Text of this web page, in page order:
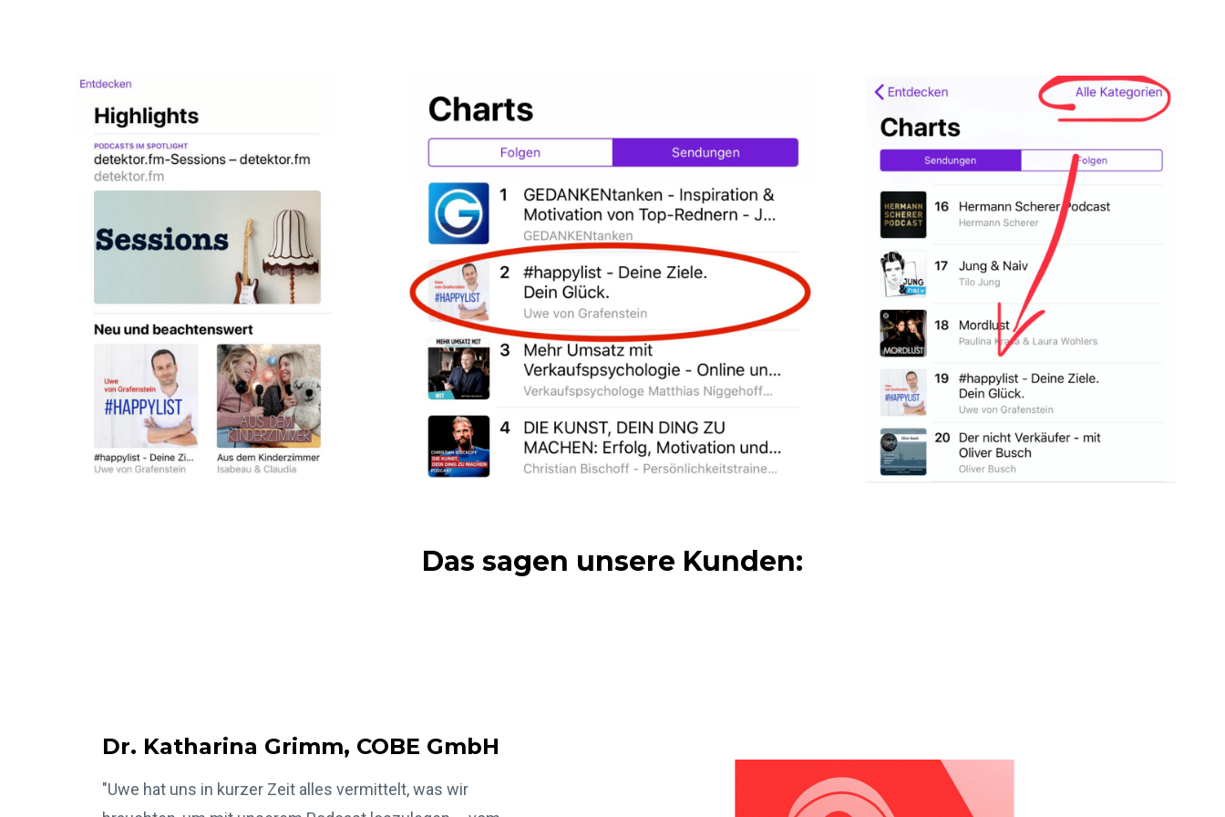
Das sagen unsere Kunden:
Dr. Katharina Grimm, COBE GmbH
"Uwe hat uns in kurzer Zeit alles vermittelt, was wir